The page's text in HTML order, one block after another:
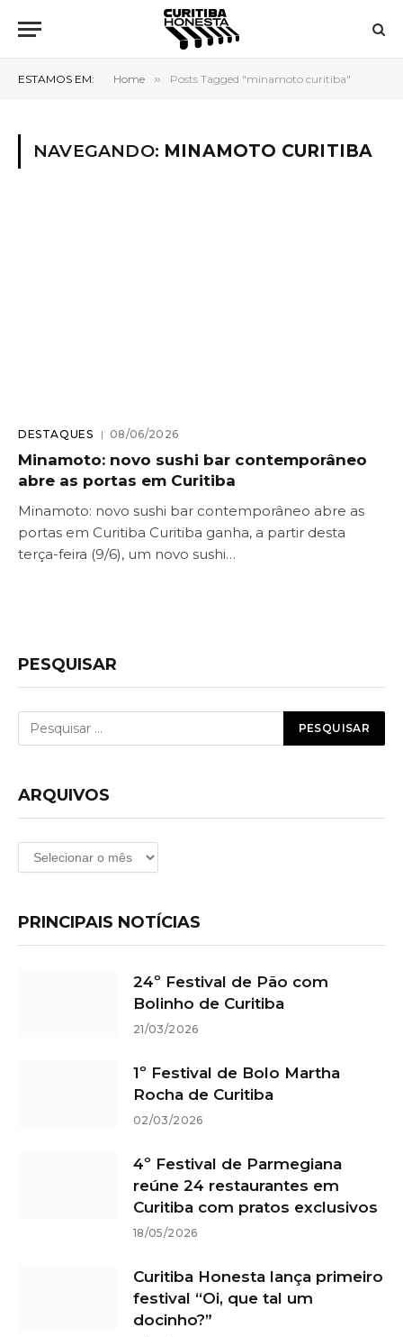
ESTAMOS EM: Home » Posts Tagged "minamoto curitiba"
NAVEGANDO: MINAMOTO CURITIBA
DESTAQUES 08/06/2026
Minamoto: novo sushi bar contemporâneo
abre as portas em Curitiba
Minamoto: novo sushi bar contemporâneo abre as
portas em Curitiba Curitiba ganha, a partir desta
terça-feira (9/6), um novo sushi…
PESQUISAR
ARQUIVOS
Arquivos
PRINCIPAIS NOTÍCIAS
24º Festival de Pão com
Bolinho de Curitiba
21/03/2026
1º Festival de Bolo Martha
Rocha de Curitiba
02/03/2026
4º Festival de Parmegiana
reúne 24 restaurantes em
Curitiba com pratos exclusivos
18/05/2026
Curitiba Honesta lança primeiro
festival “Oi, que tal um
docinho?”